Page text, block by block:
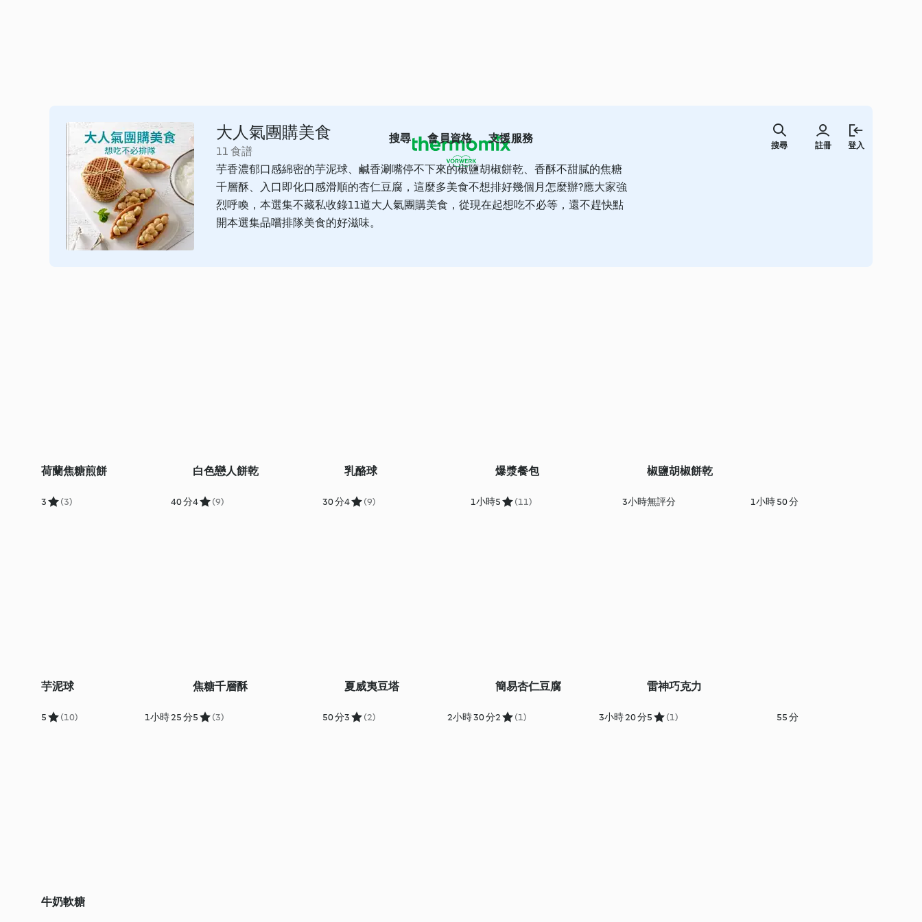
搜尋 會員資格 支援服務
註冊 登入
搜尋
大人氣團購美食
11 食譜
芋香濃郁口感綿密的芋泥球、鹹香涮嘴停不下來的椒鹽胡椒餅乾、香酥不甜膩的焦糖
千層酥、入口即化口感滑順的杏仁豆腐，這麼多美食不想排好幾個月怎麼辦?應大家強
烈呼喚，本選集不藏私收錄11道大人氣團購美食，從現在起想吃不必等，還不趕快點
開本選集品嚐排隊美食的好滋味。
荷蘭焦糖煎餅
3 (3) 40 分
白色戀人餅乾
4 (9) 30 分
乳酪球
4 (9) 1小時
爆漿餐包
5 (11) 3小時
椒鹽胡椒餅乾
無評分 1小時 50 分
芋泥球
5 (10) 1小時 25 分
焦糖千層酥
5 (3) 50 分
夏威夷豆塔
3 (2) 2小時 30 分
簡易杏仁豆腐
2 (1) 3小時 20 分
雷神巧克力
5 (1) 55 分
牛奶軟糖